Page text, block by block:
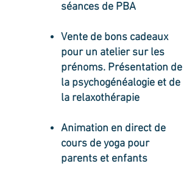
séances de PBA
Vente de bons cadeaux
pour un atelier sur les
prénoms. Présentation de
la psychogénéalogie et de
la relaxothérapie
Animation en direct de
cours de yoga pour
parents et enfants